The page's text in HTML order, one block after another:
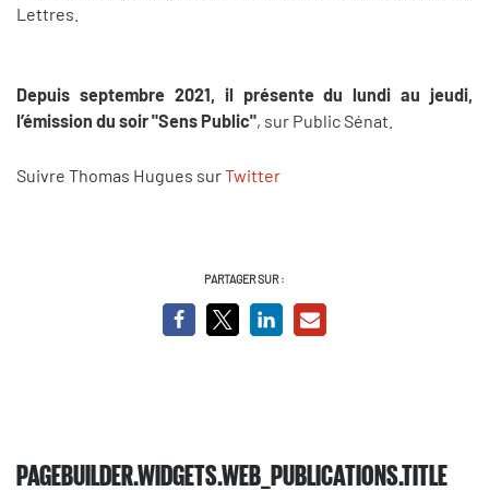
Lettres.
Depuis septembre 2021, il présente du lundi au jeudi,
l’émission du soir "Sens Public", sur Public Sénat.
Suivre Thomas Hugues surTwitter
PARTAGER SUR :
PAGEBUILDER.WIDGETS.WEB_PUBLICATIONS.TITLE